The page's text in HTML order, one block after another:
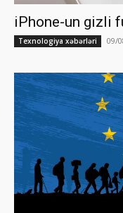
iPhone-un gizli
Texnologiya xəbərləri 09/